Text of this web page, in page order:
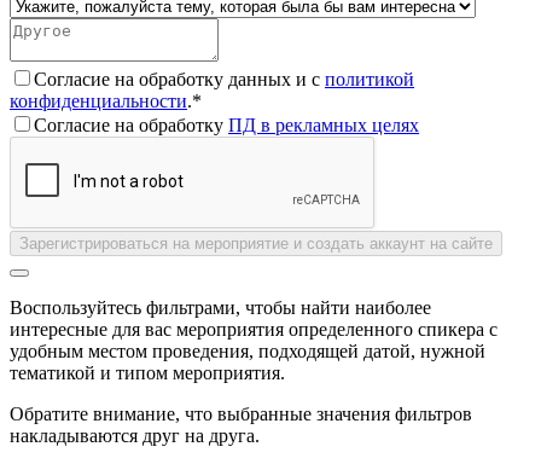
Согласие на обработку данных и с политикой
конфиденциальности.*
Согласие на обработку ПД в рекламных целях
Зарегистрироваться на мероприятие и создать аккаунт на сайте
Воспользуйтесь фильтрами, чтобы найти наиболее
интересные для вас мероприятия определенного спикера с
удобным местом проведения, подходящей датой, нужной
тематикой и типом мероприятия.
Обратите внимание, что выбранные значения фильтров
накладываются друг на друга.